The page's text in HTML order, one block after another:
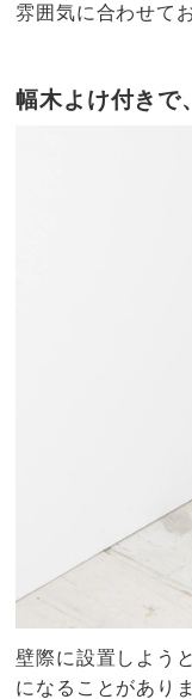
雰囲気に合わせて
幅木よけ付きで
壁際に設置しよう
になることがあり